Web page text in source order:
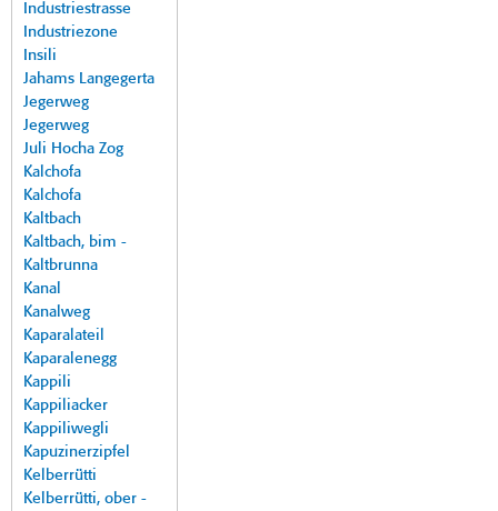
Industriestrasse
Industriezone
Insili
Jahams Langegerta
Jegerweg
Jegerweg
Juli Hocha Zog
Kalchofa
Kalchofa
Kaltbach
Kaltbach, bim -
Kaltbrunna
Kanal
Kanalweg
Kaparalateil
Kaparalenegg
Kappili
Kappiliacker
Kappiliwegli
Kapuzinerzipfel
Kelberrütti
Kelberrütti, ober -